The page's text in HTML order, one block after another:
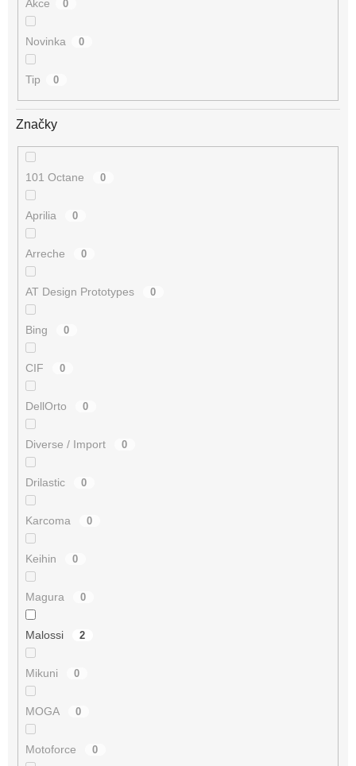
Akce 0
Novinka 0
Tip 0
Značky
101 Octane 0
Aprilia 0
Arreche 0
AT Design Prototypes 0
Bing 0
CIF 0
DellOrto 0
Diverse / Import 0
Drilastic 0
Karcoma 0
Keihin 0
Magura 0
Malossi 2
Mikuni 0
MOGA 0
Motoforce 0